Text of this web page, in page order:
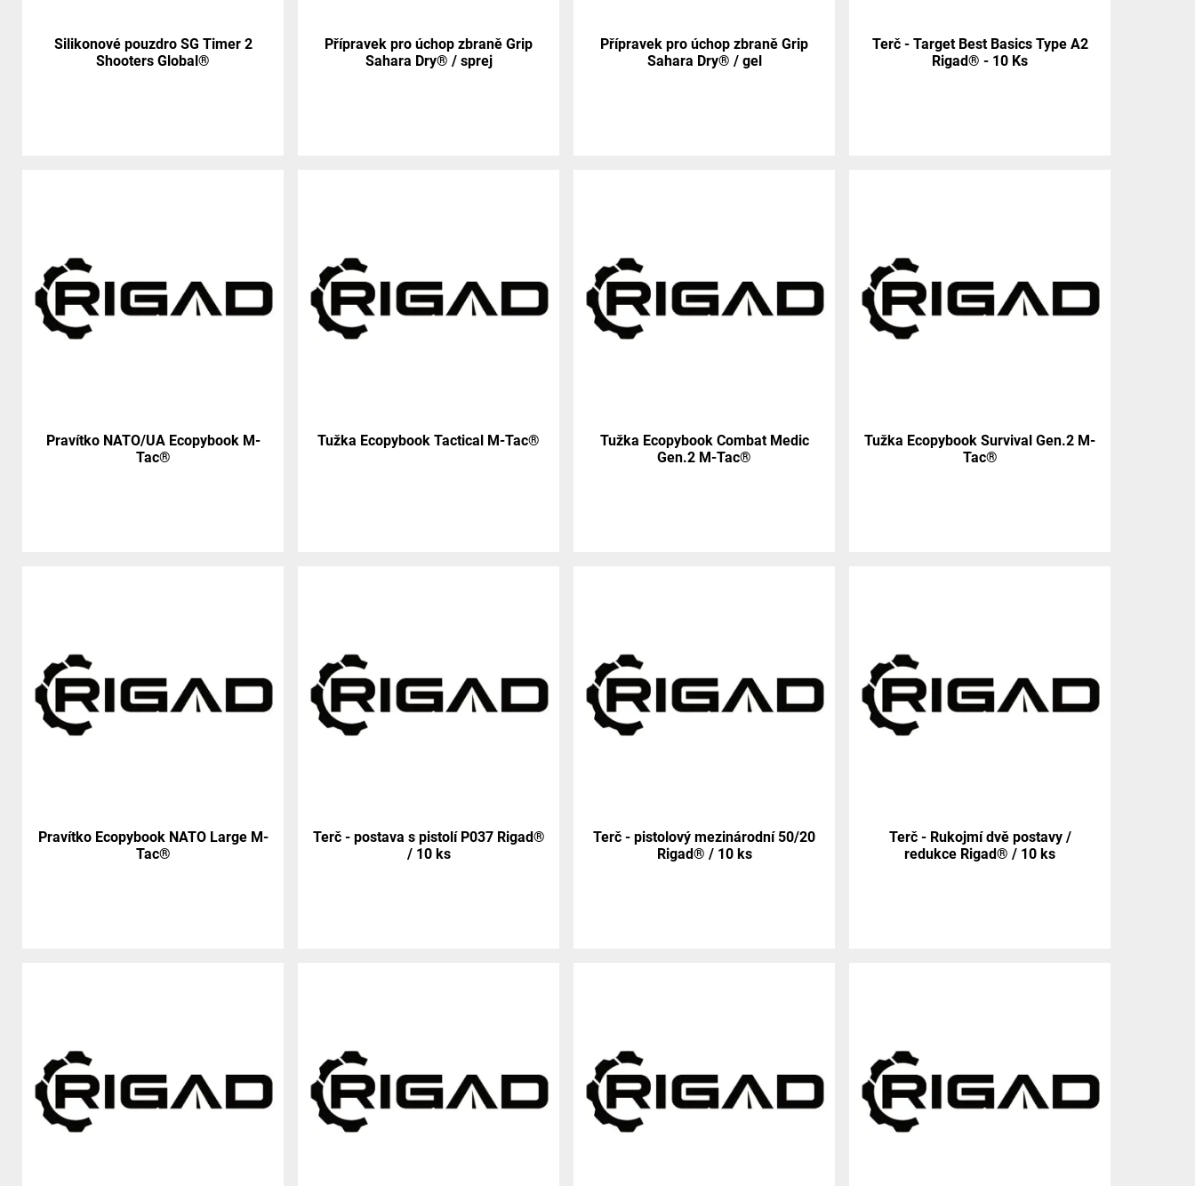
Silikonové pouzdro SG Timer 2
Shooters Global®
Přípravek pro úchop zbraně Grip
Sahara Dry® / sprej
Přípravek pro úchop zbraně Grip
Sahara Dry® / gel
Terč - Target Best Basics Type A2
Rigad® - 10 Ks
Pravítko NATO/UA Ecopybook M-
Tac®
Tužka Ecopybook Tactical M-Tac®
Tužka Ecopybook Combat Medic
Gen.2 M-Tac®
Tužka Ecopybook Survival Gen.2 M-
Tac®
Pravítko Ecopybook NATO Large M-
Tac®
Terč - postava s pistolí P037 Rigad®
/ 10 ks
Terč - pistolový mezinárodní 50/20
Rigad® / 10 ks
Terč - Rukojmí dvě postavy /
redukce Rigad® / 10 ks